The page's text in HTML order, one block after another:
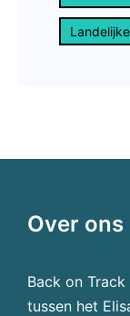
Over ons
Back on
tussen het